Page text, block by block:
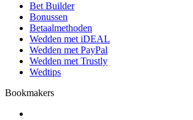
Bet Builder
Bonussen
Betaalmethoden
Wedden met iDEAL
Wedden met PayPal
Wedden met Trustly
Wedtips
Bookmakers